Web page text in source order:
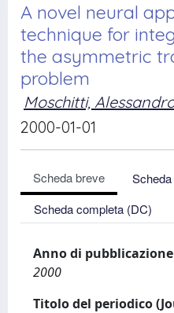
A novel neural
technique for
the asymmetric
problem
Moschitti,
2000-01-01
Scheda breve
Scheda completa (DC)
Anno di
2000
Titolo del periodico